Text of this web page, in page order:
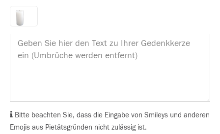
Bitte beachten Sie, dass die Eingabe von Smileys und anderen
Emojis aus Pietätsgründen nicht zulässig ist.